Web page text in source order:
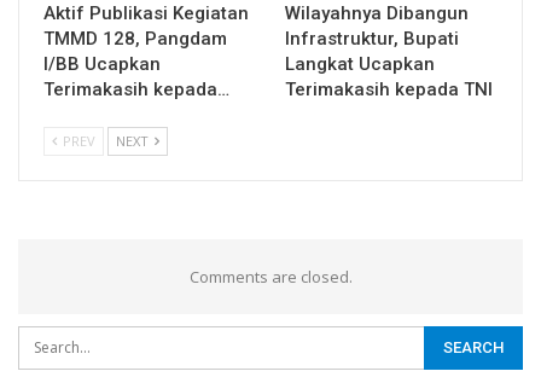
Aktif Publikasi Kegiatan
TMMD 128, Pangdam
I/BB Ucapkan
Terimakasih kepada…
Wilayahnya Dibangun
Infrastruktur, Bupati
Langkat Ucapkan
Terimakasih kepada TNI
PREV NEXT
Comments are closed.